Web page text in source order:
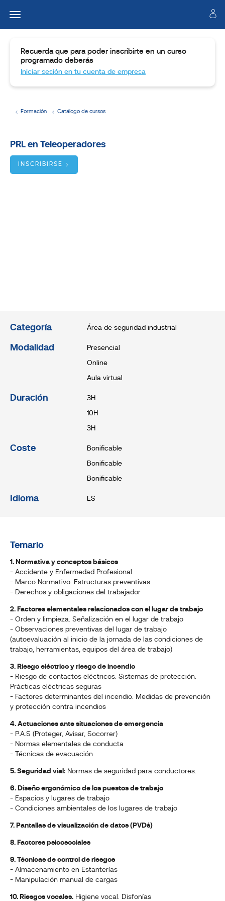
Formación Catálogo de cursos
Dirigido
Recuerda que para poder inscribirte en un curso
programado deberás
Iniciar sesión en tu cuenta de empresa
PRL en Teleoperadores
INSCRIBIRSE
Categoría Área de seguridad industrial
Modalidad
Presencial
Online
Aula virtual
Duración
3H
10H
3H
Coste
Bonificable
Bonificable
Bonificable
Idioma ES
Temario
1. Normativa y conceptos básicos
- Accidente y Enfermedad Profesional
- Marco Normativo. Estructuras preventivas
- Derechos y obligaciones del trabajador
2. Factores elementales relacionados con el lugar de trabajo
- Orden y limpieza. Señalización en el lugar de trabajo
- Observaciones preventivas del lugar de trabajo
(autoevaluación al inicio de la jornada de las condiciones de
trabajo, herramientas, equipos del área de trabajo)
3. Riesgo eléctrico y riesgo de incendio
- Riesgo de contactos eléctricos. Sistemas de protección.
Prácticas eléctricas seguras
- Factores determinantes del incendio. Medidas de prevención
y protección contra incendios
4. Actuaciones ante situaciones de emergencia
- P.A.S (Proteger, Avisar, Socorrer)
- Normas elementales de conducta
- Técnicas de evacuación
5. Seguridad vial: Normas de seguridad para conductores.
6. Diseño ergonómico de los puestos de trabajo
- Espacios y lugares de trabajo
- Condiciones ambientales de los lugares de trabajo
7. Pantallas de visualización de datos (PVD´s)
8. Factores psicosociales
9. Técnicas de control de riesgos
- Almacenamiento en Estanterías
- Manipulación manual de cargas
10. Riesgos vocales. Higiene vocal. Disfonías